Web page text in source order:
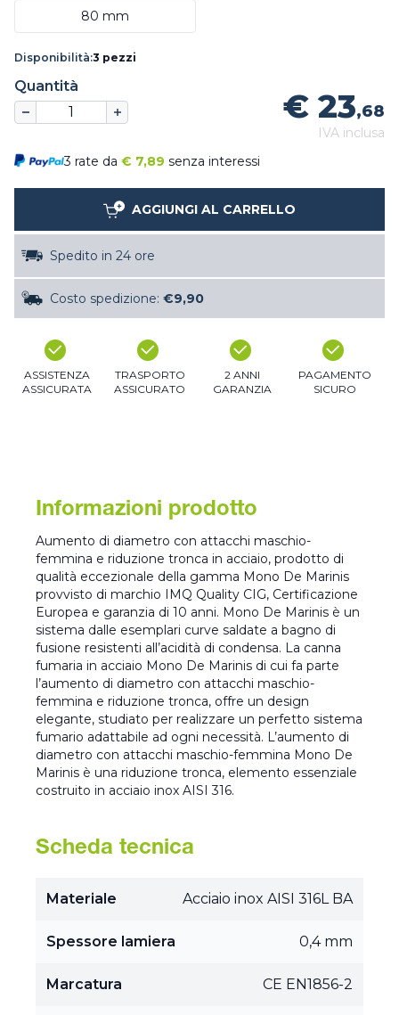
80 mm
Disponibilità:3 pezzi
Quantità
€ 23,68
IVA inclusa
3 rate da € 7,89 senza interessi
AGGIUNGI AL CARRELLO
Spedito in 24 ore
Costo spedizione: €9,90
ASSISTENZA
ASSICURATA
TRASPORTO
ASSICURATO
2 ANNI
GARANZIA
PAGAMENTO
SICURO
Informazioni prodotto
Aumento di diametro con attacchi maschio-
femmina e riduzione tronca in acciaio, prodotto di
qualità eccezionale della gamma Mono De Marinis
provvisto di marchio IMQ Quality CIG, Certificazione
Europea e garanzia di 10 anni. Mono De Marinis è un
sistema dalle esemplari curve saldate a bagno di
fusione resistenti all’acidità di condensa. La canna
fumaria in acciaio Mono De Marinis di cui fa parte
l’aumento di diametro con attacchi maschio-
femmina e riduzione tronca, offre un design
elegante, studiato per realizzare un perfetto sistema
fumario adattabile ad ogni necessità. L’aumento di
diametro con attacchi maschio-femmina Mono De
Marinis è una riduzione tronca, elemento essenziale
costruito in acciaio inox AISI 316.
Scheda tecnica
Materiale Acciaio inox AISI 316L BA
Spessore lamiera 0,4 mm
Marcatura CE EN1856-2